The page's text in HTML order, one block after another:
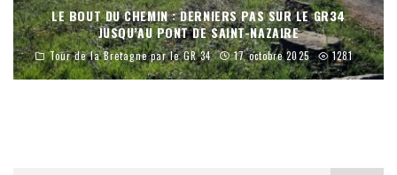
LE BOUT DU CHEMIN : DERNIERS PAS SUR LE GR34
JUSQU’AU PONT DE SAINT-NAZAIRE
Tour de la Bretagne par le GR 34 17 octobre 2025 1281